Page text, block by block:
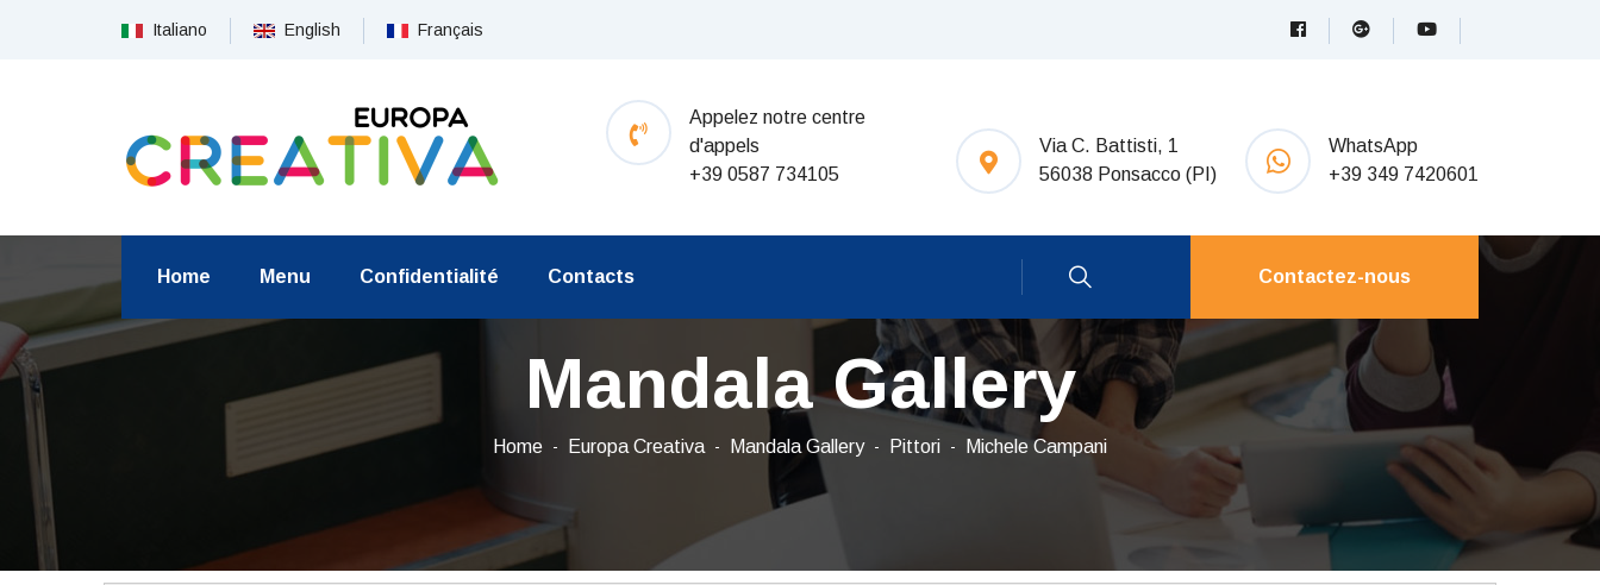
Italiano English Français
Appelez notre centre
d'appels
+39 0587 734105
Via C. Battisti, 1
56038 Ponsacco (PI)
WhatsApp
+39 349 7420601
Home Menu Confidentialité Contacts Contactez-nous
Mandala Gallery
Home Europa Creativa Mandala Gallery Pittori Michele Campani